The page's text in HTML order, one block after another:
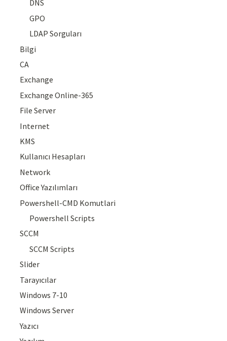
DNS
GPO
LDAP Sorguları
Bilgi
CA
Exchange
Exchange Online-365
File Server
Internet
KMS
Kullanıcı Hesapları
Network
Office Yazılımları
Powershell-CMD Komutlari
Powershell Scripts
SCCM
SCCM Scripts
Slider
Tarayıcılar
Windows 7-10
Windows Server
Yazıcı